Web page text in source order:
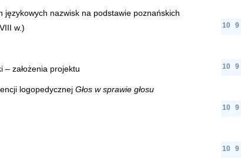
językowych nazwisk na podstawie poznańskich
w.)
– założenia projektu
logopedycznej Głos w sprawie głosu
10 9
10 9
10 9
10 9